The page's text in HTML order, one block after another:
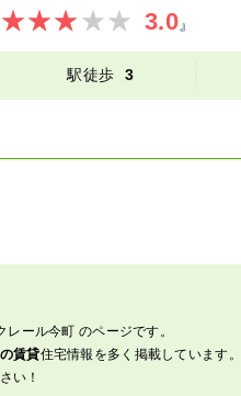
3.0』
駅徒歩 3
ール今町 のページです。
賃貸住宅情報を多く掲載しています
い！